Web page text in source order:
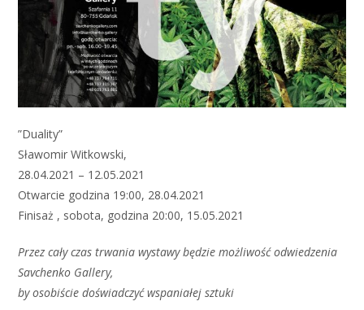
”Duality”
Sławomir Witkowski,
28.04.2021 – 12.05.2021
Otwarcie godzina 19:00, 28.04.2021
Finisaż , sobota, godzina 20:00, 15.05.2021
Przez cały czas trwania wystawy będzie możliwość odwiedzenia
Savchenko Gallery,
by osobiście doświadczyć wspaniałej sztuki